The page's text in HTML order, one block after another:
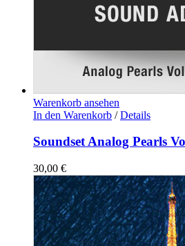
Warenkorb ansehen
In den Warenkorb / Details
Soundset Analog Pearls
30,00 €